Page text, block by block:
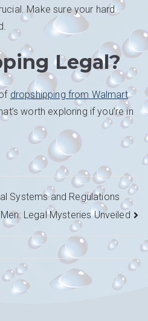
Make sure your hard
Legal?
dropshipping from Walmart
worth exploring if you’re in
Systems and Regulations
Legal Mysteries Unveiled